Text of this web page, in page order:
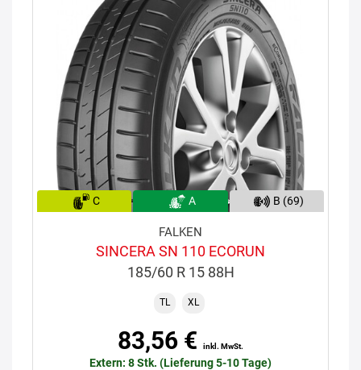
C A B (69)
FALKEN
SINCERA SN 110 ECORUN
185/60 R 15 88H
TL XL
83,56 € inkl. MwSt.
Extern: 8 Stk. (Lieferung 5-10 Tage)